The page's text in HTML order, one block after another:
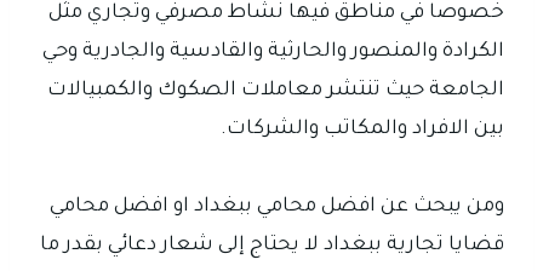
خصوصا في مناطق فيها نشاط مصرفي وتجاري مثل
الكرادة والمنصور والحارثية والقادسية والجادرية وحي
الجامعة حيث تنتشر معاملات الصكوك والكمبيالات
بين الافراد والمكاتب والشركات.
ومن يبحث عن افضل محامي ببغداد او افضل محامي
قضايا تجارية ببغداد لا يحتاج إلى شعار دعائي بقدر ما